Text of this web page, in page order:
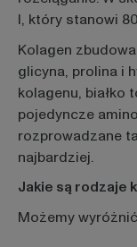
I, który stanowi
Kolagen
glicyna, prolina i
kolagenu, białko
pojedyncze
rozprowadzane
najbardziej.
Jakie są rodzaje
Możemy